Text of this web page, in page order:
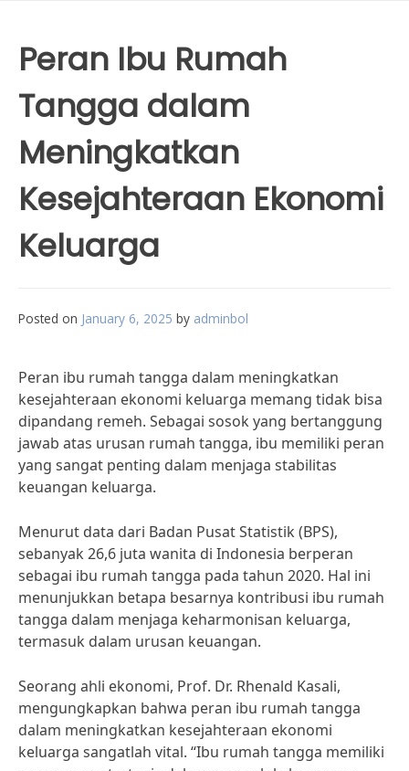
Peran Ibu Rumah
Tangga dalam
Meningkatkan
Kesejahteraan Ekonomi
Keluarga
Posted on January 6, 2025 by adminbol
Peran ibu rumah tangga dalam meningkatkan
kesejahteraan ekonomi keluarga memang tidak bisa
dipandang remeh. Sebagai sosok yang bertanggung
jawab atas urusan rumah tangga, ibu memiliki peran
yang sangat penting dalam menjaga stabilitas
keuangan keluarga.
Menurut data dari Badan Pusat Statistik (BPS),
sebanyak 26,6 juta wanita di Indonesia berperan
sebagai ibu rumah tangga pada tahun 2020. Hal ini
menunjukkan betapa besarnya kontribusi ibu rumah
tangga dalam menjaga keharmonisan keluarga,
termasuk dalam urusan keuangan.
Seorang ahli ekonomi, Prof. Dr. Rhenald Kasali,
mengungkapkan bahwa peran ibu rumah tangga
dalam meningkatkan kesejahteraan ekonomi
keluarga sangatlah vital. “Ibu rumah tangga memiliki